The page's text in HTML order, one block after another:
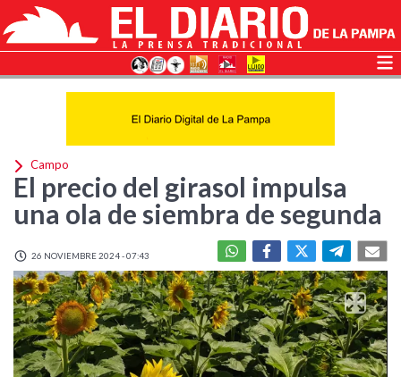
Campo
El precio del girasol impulsa
una ola de siembra de segunda
26 NOVIEMBRE 2024 - 07:43